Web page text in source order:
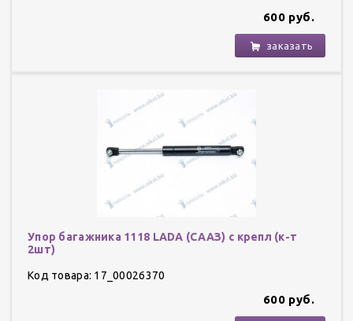
600 руб.
заказать
Упор багажника 1118 LADA (СААЗ) с крепл (к-т
2шт)
Код товара: 17_00026370
600 руб.